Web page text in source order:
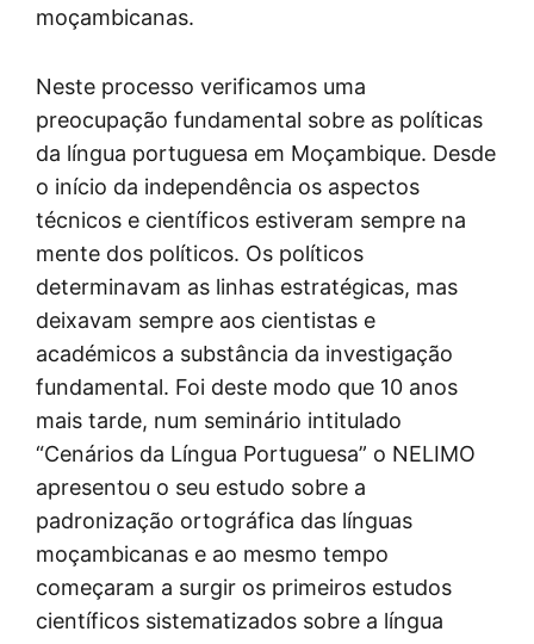
moçambicanas.
Neste processo verificamos uma
preocupação fundamental sobre as políticas
da língua portuguesa em Moçambique. Desde
o início da independência os aspectos
técnicos e científicos estiveram sempre na
mente dos políticos. Os políticos
determinavam as linhas estratégicas, mas
deixavam sempre aos cientistas e
académicos a substância da investigação
fundamental. Foi deste modo que 10 anos
mais tarde, num seminário intitulado
“Cenários da Língua Portuguesa” o NELIMO
apresentou o seu estudo sobre a
padronização ortográfica das línguas
moçambicanas e ao mesmo tempo
começaram a surgir os primeiros estudos
científicos sistematizados sobre a língua